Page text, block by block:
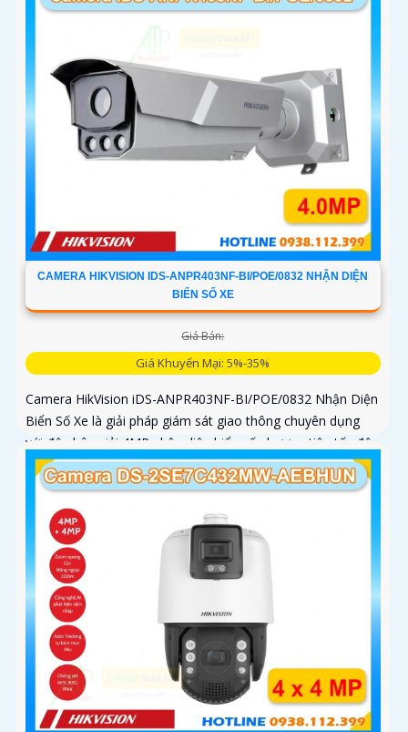
CAMERA HIKVISION IDS-ANPR403NF-BI/POE/0832 NHẬN DIỆN
BIỂN SỐ XE
Giá Bán:
Giá Khuyến Mại: 5%-35%
Camera HikVision iDS-ANPR403NF-BI/POE/0832 Nhận Diện
Biển Số Xe là giải pháp giám sát giao thông chuyên dụng
với độ phân giải 4MP nhận diện biển số phương tiện tốc độ
từ 5 đến 120km/h cảm biến 1/1